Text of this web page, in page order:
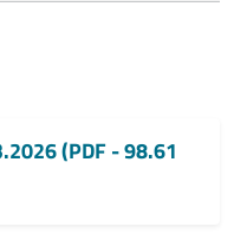
(PDF - 98.61